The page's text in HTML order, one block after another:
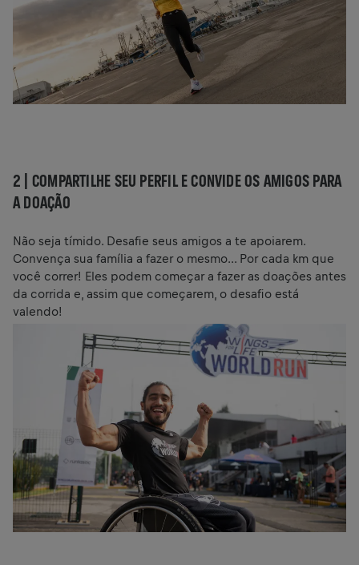
2 |
COMPARTILHE SEU PERFIL E CONVIDE OS AMIGOS PARA
A DOAÇÃO
Não seja tímido. Desafie seus amigos a te apoiarem.
Convença sua família a fazer o mesmo... Por cada km que
você correr! Eles podem começar a fazer as doações antes
da corrida e, assim que começarem, o desafio está
valendo!